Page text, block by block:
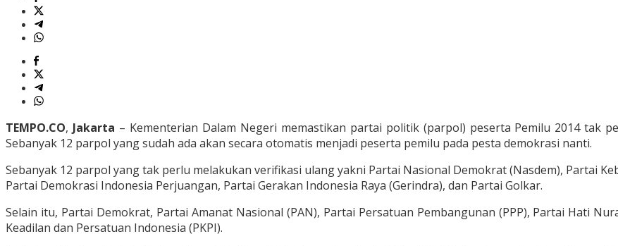
TEMPO.CO, Jakarta – Kementerian Dalam Negeri memastikan partai politik (parpol) peserta Pemilu 2014 tak
Sebanyak 12 parpol yang sudah ada akan secara otomatis menjadi peserta pemilu pada pesta demokrasi nanti.
Sebanyak 12 parpol yang tak perlu melakukan verifikasi ulang yakni Partai Nasional Demokrat (Nasdem), Partai
Partai Demokrasi Indonesia Perjuangan, Partai Gerakan Indonesia Raya (Gerindra), dan Partai Golkar.
Selain itu, Partai Demokrat, Partai Amanat Nasional (PAN), Partai Persatuan Pembangunan (PPP), Partai Hati
Keadilan dan Persatuan Indonesia (PKPI).